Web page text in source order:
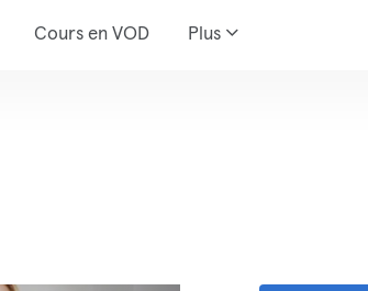
Cours en VOD Plus